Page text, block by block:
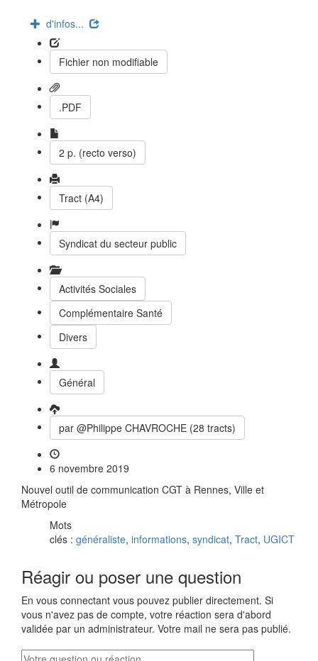
d'infos...
Fichier non modifiable
.PDF
2 p. (recto verso)
Tract (A4)
Syndicat du secteur public
Activités Sociales
Complémentaire Santé
Divers
Général
par @Philippe CHAVROCHE (28 tracts)
6 novembre 2019
Nouvel outil de communication CGT à Rennes, Ville et
Métropole
Mots
clés : généraliste, informations, syndicat, Tract, UGICT
Réagir ou poser une question
En vous connectant vous pouvez publier directement. Si
vous n'avez pas de compte, votre réaction sera d'abord
validée par un administrateur. Votre mail ne sera pas publié.